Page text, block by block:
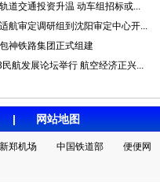
道交通投资升温 动车组招标或...
航审定调研组到沈阳审定中心开...
神铁路集团正式组建
航发展论坛举行 航空经济正兴...
| 网站地图
郑机场 中国铁道部 便便网